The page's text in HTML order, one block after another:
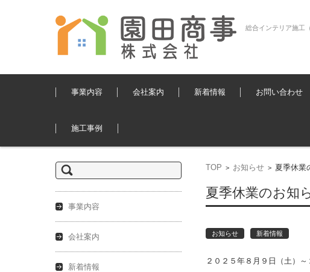
総合インテリア施工
コンテンツに移動
事業内容
会社案内 新着情報 お問い合わせ
施工事例
TOP > お知らせ> 夏季休業
夏季休業のお知
お知らせ 新着情報
２０２５年８月９日（土）
検
索:
事業内容
会社案内
新着情報